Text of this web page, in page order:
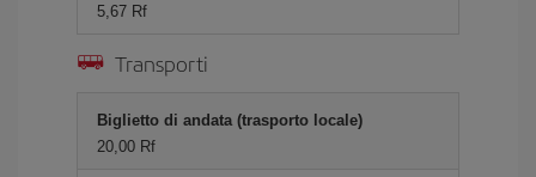
5,67 Rf
Transporti
Biglietto di andata (trasporto locale)
20,00 Rf